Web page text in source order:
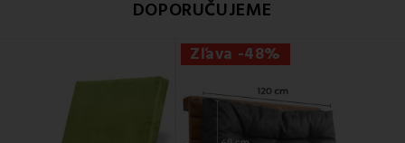
DOPORUČUJEME
Zľava -48%